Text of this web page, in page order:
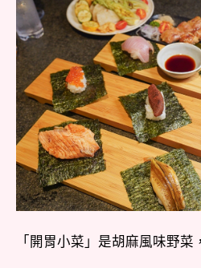
「開胃小菜」是胡麻風味野菜